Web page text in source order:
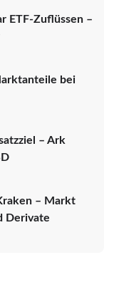
ETF-Zuflüssen –
bei
– Ark
– Markt
Derivate